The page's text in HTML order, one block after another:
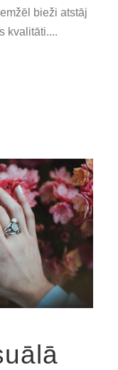
bieži atstāj
kvalitāti....